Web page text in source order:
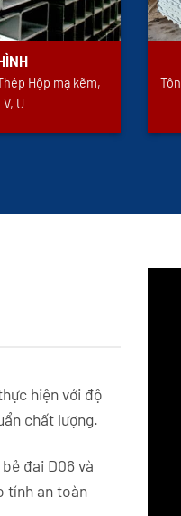
Hộp mạ kẽm,
U
hiện với độ
chất lượng.
đai D06 và
tính an toàn